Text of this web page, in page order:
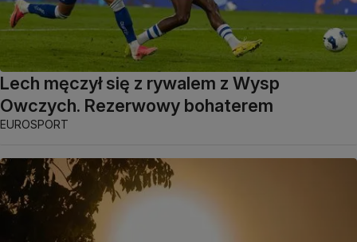
Lech męczył się z rywalem z Wysp
Owczych. Rezerwowy bohaterem
EUROSPORT